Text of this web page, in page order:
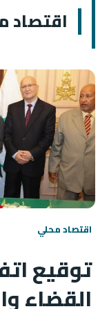
اقتصاد
اقتصاد محلي
توقيع
القضاء